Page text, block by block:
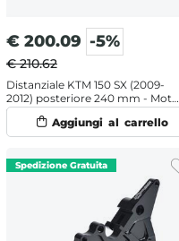
€ 200.09 -5%
€ 210.62
Distanziale KTM 150 SX (2009-
2012) posteriore 240 mm - Moto
Master